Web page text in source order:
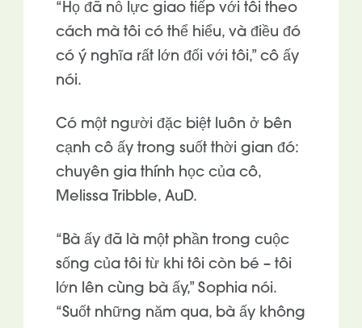
“Họ đã nỗ lực giao tiếp với tôi theo
cách mà tôi có thể hiểu, và điều đó
có ý nghĩa rất lớn đối với tôi,” cô ấy
nói.
Có một người đặc biệt luôn ở bên
cạnh cô ấy trong suốt thời gian đó:
chuyên gia thính học của cô,
Melissa Tribble, AuD.
“Bà ấy đã là một phần trong cuộc
sống của tôi từ khi tôi còn bé – tôi
lớn lên cùng bà ấy,” Sophia nói.
“Suốt những năm qua, bà ấy không